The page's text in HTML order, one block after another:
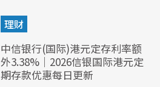
理财
中信银行(国际)港元定存利率额
外3.38%｜2026信银国际港元定
期存款优惠每日更新